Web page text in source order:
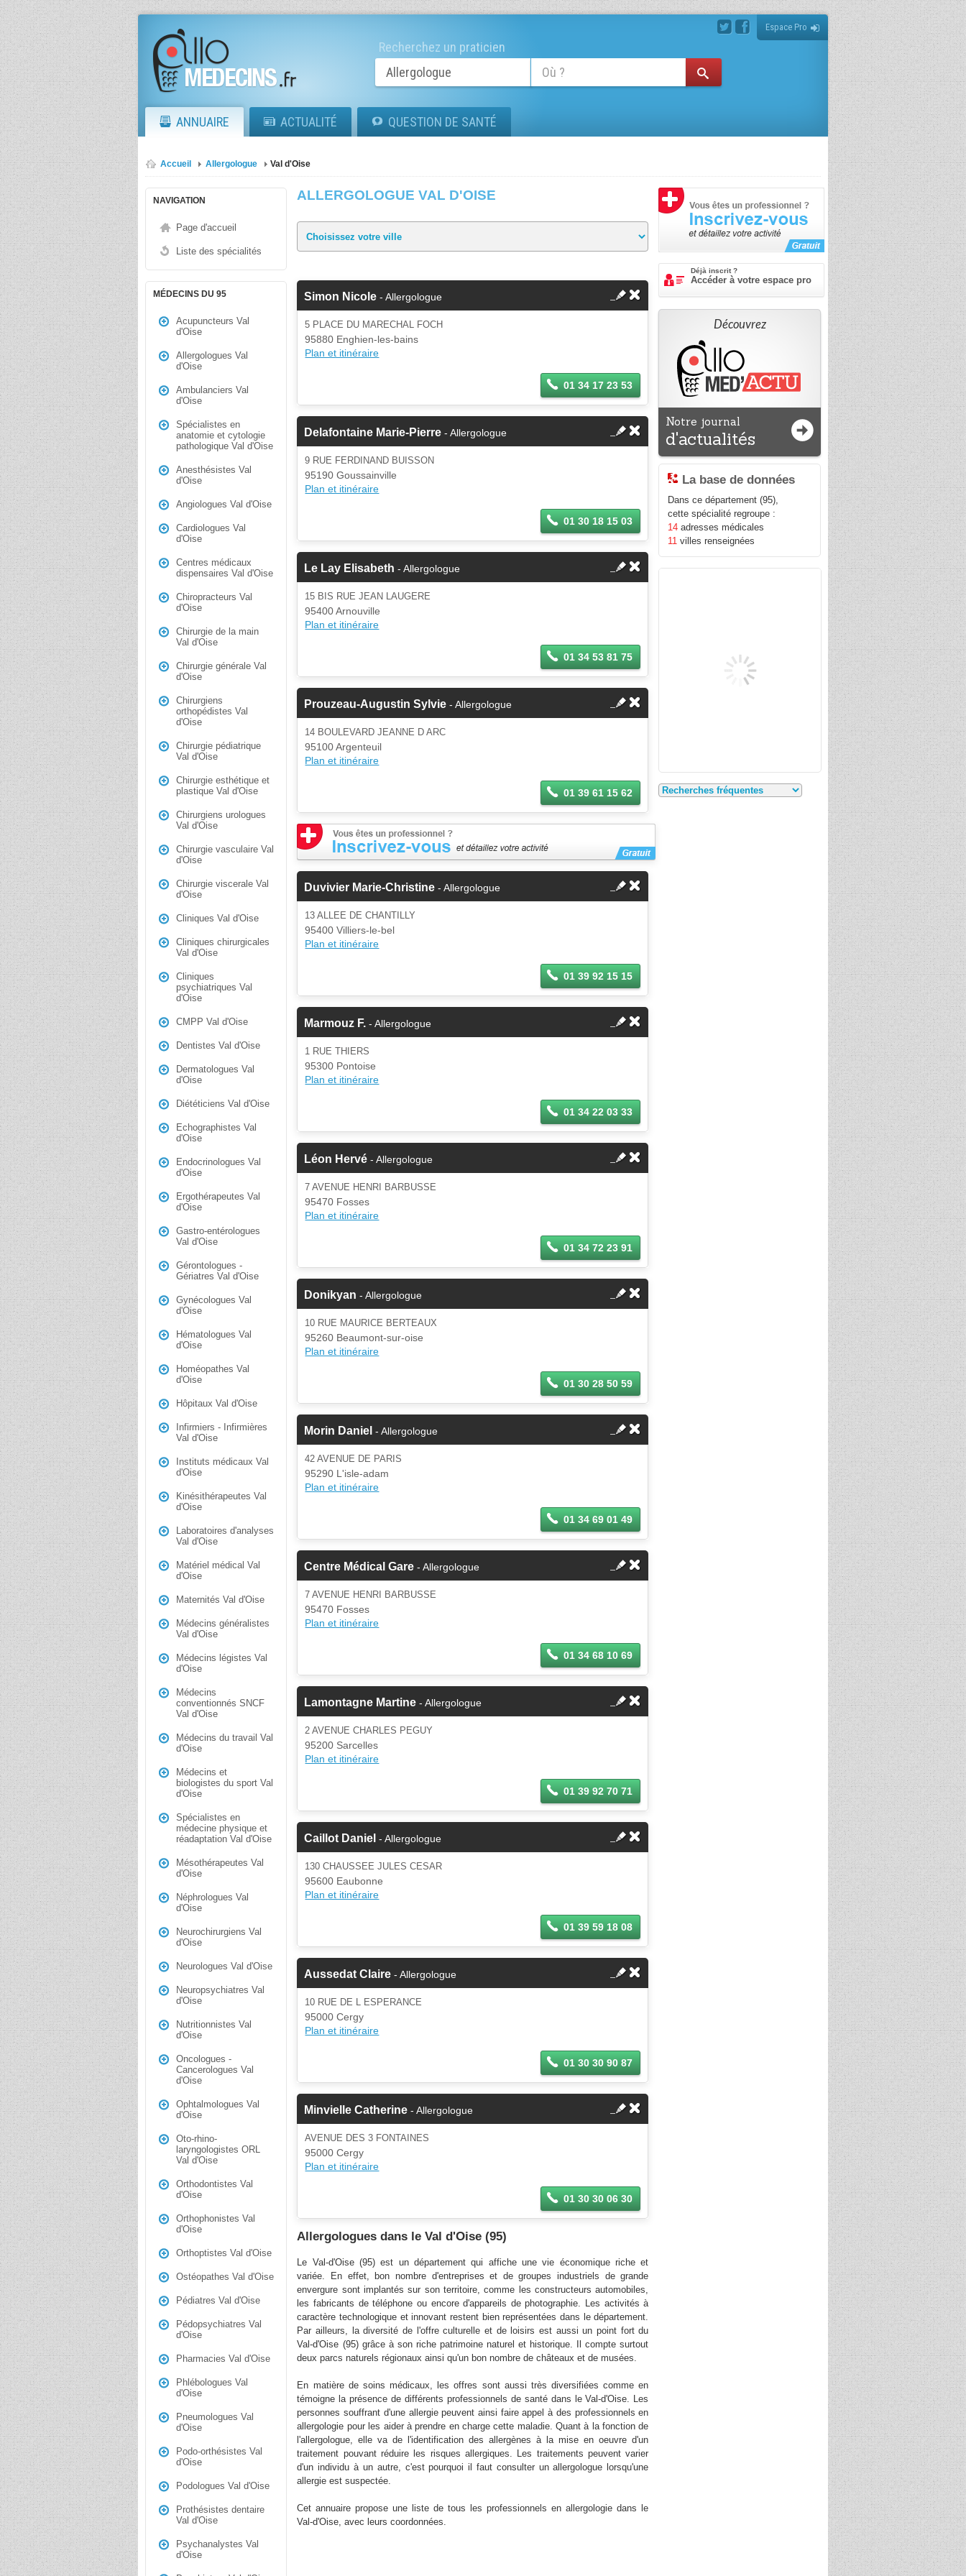
Espace Pro
Recherchez un praticien
ANNUAIRE ACTUALITÉ QUESTION DE SANTÉ
Accueil Allergologue Val d'Oise
NAVIGATION
Page d'accueil
Liste des spécialités
MÉDECINS DU 95
Acupuncteurs Val
d'Oise
Allergologues Val
d'Oise
Ambulanciers Val
d'Oise
Spécialistes en
anatomie et cytologie
pathologique Val d'Oise
Anesthésistes Val
d'Oise
Angiologues Val d'Oise
Cardiologues Val
d'Oise
Centres médicaux
dispensaires Val d'Oise
Chiropracteurs Val
d'Oise
Chirurgie de la main
Val d'Oise
Chirurgie générale Val
d'Oise
Chirurgiens
orthopédistes Val
d'Oise
Chirurgie pédiatrique
Val d'Oise
Chirurgie esthétique et
plastique Val d'Oise
Chirurgiens urologues
Val d'Oise
Chirurgie vasculaire Val
d'Oise
Chirurgie viscerale Val
d'Oise
Cliniques Val d'Oise
Cliniques chirurgicales
Val d'Oise
Cliniques
psychiatriques Val
d'Oise
CMPP Val d'Oise
Dentistes Val d'Oise
Dermatologues Val
d'Oise
Diététiciens Val d'Oise
Echographistes Val
d'Oise
Endocrinologues Val
d'Oise
Ergothérapeutes Val
d'Oise
Gastro-entérologues
Val d'Oise
Gérontologues -
Gériatres Val d'Oise
Gynécologues Val
d'Oise
Hématologues Val
d'Oise
Homéopathes Val
d'Oise
Hôpitaux Val d'Oise
Infirmiers - Infirmières
Val d'Oise
Instituts médicaux Val
d'Oise
Kinésithérapeutes Val
d'Oise
Laboratoires d'analyses
Val d'Oise
Matériel médical Val
d'Oise
Maternités Val d'Oise
Médecins généralistes
Val d'Oise
Médecins légistes Val
d'Oise
Médecins
conventionnés SNCF
Val d'Oise
Médecins du travail Val
d'Oise
Médecins et
biologistes du sport Val
d'Oise
Spécialistes en
médecine physique et
réadaptation Val d'Oise
Mésothérapeutes Val
d'Oise
Néphrologues Val
d'Oise
Neurochirurgiens Val
d'Oise
Neurologues Val d'Oise
Neuropsychiatres Val
d'Oise
Nutritionnistes Val
d'Oise
Oncologues -
Cancerologues Val
d'Oise
Ophtalmologues Val
d'Oise
Oto-rhino-
laryngologistes ORL
Val d'Oise
Orthodontistes Val
d'Oise
Orthophonistes Val
d'Oise
Orthoptistes Val d'Oise
Ostéopathes Val d'Oise
Pédiatres Val d'Oise
Pédopsychiatres Val
d'Oise
Pharmacies Val d'Oise
Phlébologues Val
d'Oise
Pneumologues Val
d'Oise
Podo-orthésistes Val
d'Oise
Podologues Val d'Oise
Prothésistes dentaire
Val d'Oise
Psychanalystes Val
d'Oise
ALLERGOLOGUE VAL D'OISE
Simon Nicole - Allergologue
5 PLACE DU MARECHAL FOCH
95880 Enghien-les-bains
Plan et itinéraire
01 34 17 23 53
Delafontaine Marie-Pierre - Allergologue
9 RUE FERDINAND BUISSON
95190 Goussainville
Plan et itinéraire
01 30 18 15 03
Le Lay Elisabeth - Allergologue
15 BIS RUE JEAN LAUGERE
95400 Arnouville
Plan et itinéraire
01 34 53 81 75
Prouzeau-Augustin Sylvie - Allergologue
14 BOULEVARD JEANNE D ARC
95100 Argenteuil
Plan et itinéraire
01 39 61 15 62
Duvivier Marie-Christine - Allergologue
13 ALLEE DE CHANTILLY
95400 Villiers-le-bel
Plan et itinéraire
01 39 92 15 15
Marmouz F. - Allergologue
1 RUE THIERS
95300 Pontoise
Plan et itinéraire
01 34 22 03 33
Léon Hervé - Allergologue
7 AVENUE HENRI BARBUSSE
95470 Fosses
Plan et itinéraire
01 34 72 23 91
Donikyan - Allergologue
10 RUE MAURICE BERTEAUX
95260 Beaumont-sur-oise
Plan et itinéraire
01 30 28 50 59
Morin Daniel - Allergologue
42 AVENUE DE PARIS
95290 L'isle-adam
Plan et itinéraire
01 34 69 01 49
Centre Médical Gare - Allergologue
7 AVENUE HENRI BARBUSSE
95470 Fosses
Plan et itinéraire
01 34 68 10 69
Lamontagne Martine - Allergologue
2 AVENUE CHARLES PEGUY
95200 Sarcelles
Plan et itinéraire
01 39 92 70 71
Caillot Daniel - Allergologue
130 CHAUSSEE JULES CESAR
95600 Eaubonne
Plan et itinéraire
01 39 59 18 08
Aussedat Claire - Allergologue
10 RUE DE L ESPERANCE
95000 Cergy
Plan et itinéraire
01 30 30 90 87
Minvielle Catherine - Allergologue
AVENUE DES 3 FONTAINES
95000 Cergy
Plan et itinéraire
01 30 30 06 30
Allergologues dans le Val d'Oise (95)
Le Val-d'Oise (95) est un département qui affiche une vie économique riche et
variée. En effet, bon nombre d'entreprises et de groupes industriels de grande
envergure sont implantés sur son territoire, comme les constructeurs automobiles,
les fabricants de téléphone ou encore d'appareils de photographie. Les activités à
caractère technologique et innovant restent bien représentées dans le département.
Par ailleurs, la diversité de l'offre culturelle et de loisirs est aussi un point fort du
Val-d'Oise (95) grâce à son riche patrimoine naturel et historique. Il compte surtout
deux parcs naturels régionaux ainsi qu'un bon nombre de châteaux et de musées.
En matière de soins médicaux, les offres sont aussi très diversifiées comme en
témoigne la présence de différents professionnels de santé dans le Val-d'Oise. Les
personnes souffrant d'une allergie peuvent ainsi faire appel à des professionnels en
allergologie pour les aider à prendre en charge cette maladie. Quant à la fonction de
l'allergologue, elle va de l'identification des allergènes à la mise en oeuvre d'un
traitement pouvant réduire les risques allergiques. Les traitements peuvent varier
d'un individu à un autre, c'est pourquoi il faut consulter un allergologue lorsqu'une
allergie est suspectée.
Cet annuaire propose une liste de tous les professionnels en allergologie dans le
Val-d'Oise, avec leurs coordonnées.
Déjà inscrit ?
Accéder à votre espace pro
Découvrez
Notre journal
d'actualités
La base de données
Dans ce département (95),
cette spécialité regroupe :
14 adresses médicales
11 villes renseignées